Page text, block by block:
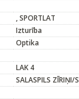
, SPORTLAT
Izturība
Optika
LAK 4
SALASPILS ZĪRIŅI/